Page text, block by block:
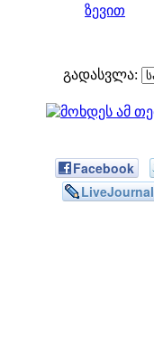
ზევით
გადასვლა:
Facebook
LiveJournal